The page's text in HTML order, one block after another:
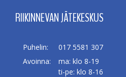
RIIKINNEVAN JÄTEKESKUS
Puhelin:
017 5581 307
Avoinna:
ma: klo 8-19
ti-pe: klo 8-16